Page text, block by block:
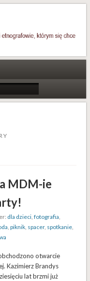
MDM-ie
dla dzieci ,fotografia
,piknik spacer, spotkanie
otwarcie
Kazimierz Brandys
lat brzmi już